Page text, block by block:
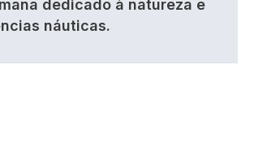
dedicado à natureza e
náuticas.